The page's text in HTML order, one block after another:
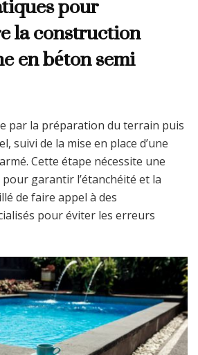
la construction
en béton semi
par la préparation du terrain puis
suivi de la mise en place d’une
Cette étape nécessite une
garantir l’étanchéité et la
de faire appel à des
pour éviter les erreurs